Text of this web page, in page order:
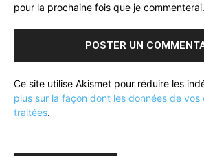
pour la prochaine fois que je commenterai.
Ce site utilise Akismet pour réduire les
plus sur la façon dont les données de vos
traitées.